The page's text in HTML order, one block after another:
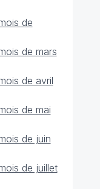
de
de mars
de avril
de mai
de juin
de juillet